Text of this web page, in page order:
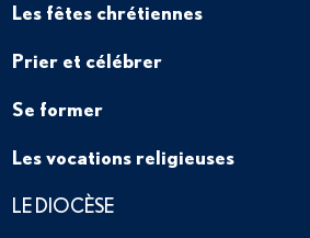
Les fêtes chrétiennes
Prier et célébrer
Se former
Les vocations religieuses
LE DIOCÈSE